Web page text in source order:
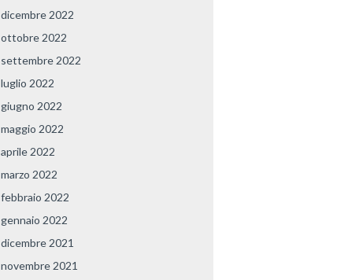
dicembre 2022
ottobre 2022
settembre 2022
luglio 2022
giugno 2022
maggio 2022
aprile 2022
marzo 2022
febbraio 2022
gennaio 2022
dicembre 2021
novembre 2021